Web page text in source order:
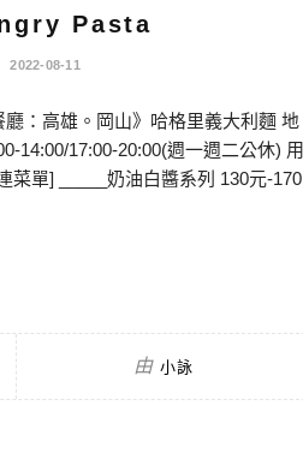
Pasta
2022-08-11
：高雄。岡山》哈格里義大利麵 地
14:00/17:00-20:00(週一週二公休) 用
菜單] _____奶油白醬系列 130元-170
由 小詠